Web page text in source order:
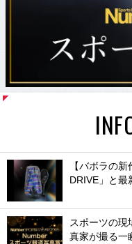
【バボラの
DRIVE」と最
スポーツの現
真家が撮る一